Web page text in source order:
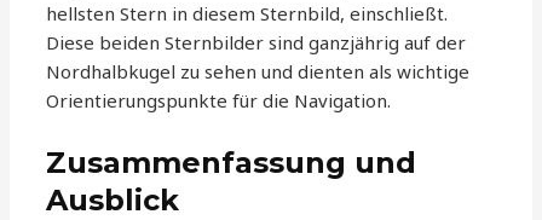
hellsten Stern in diesem Sternbild, einschließt.
Diese beiden Sternbilder sind ganzjährig auf der
Nordhalbkugel zu sehen und dienten als wichtige
Orientierungspunkte für die Navigation.
Zusammenfassung und
Ausblick